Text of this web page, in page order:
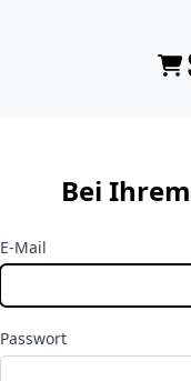
Bei
E-Mail
Passwort